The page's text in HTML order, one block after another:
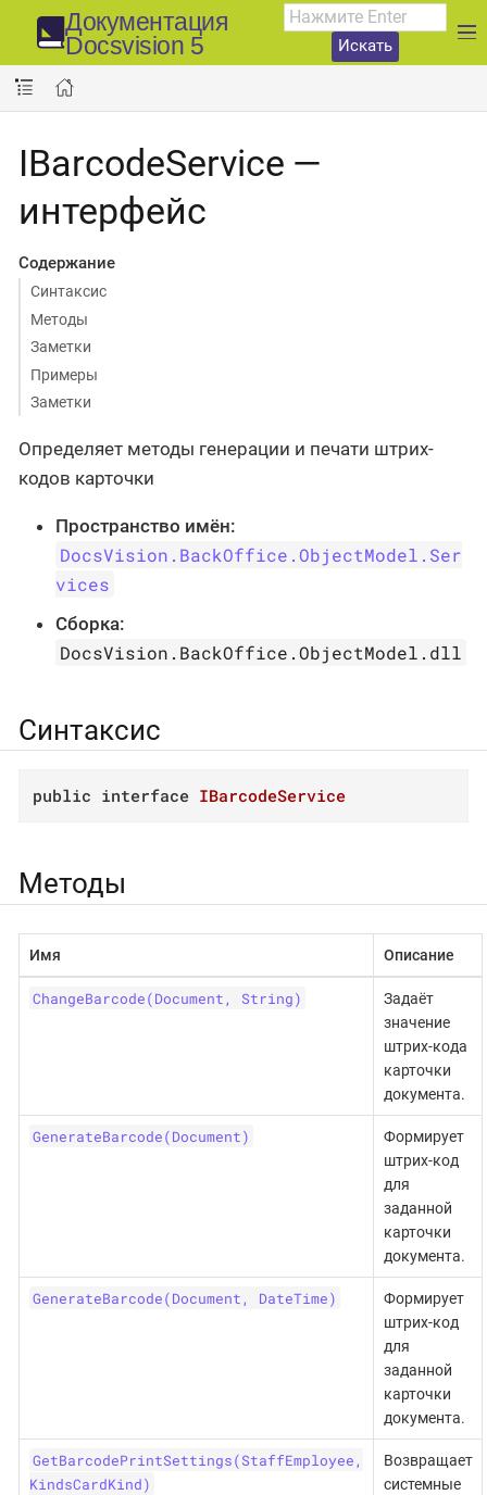
Документация
Docsvision 5
Искать
IBarcodeService —
интерфейс
Содержание
Синтаксис
Методы
Заметки
Примеры
Заметки
Определяет методы генерации и печати штрих-
кодов карточки
Пространство имён:
DocsVision.BackOffice.ObjectModel.Ser
vices
Сборка:
DocsVision.BackOffice.ObjectModel.dll
Синтаксис
public interface IBarcodeService
Методы
Имя Описание
ChangeBarcode(Document, String)
Задаёт
значение
штрих-кода
карточки
документа.
GenerateBarcode(Document)
Формирует
штрих-код
для
заданной
карточки
документа.
GenerateBarcode(Document, DateTime)
Формирует
штрих-код
для
заданной
карточки
документа.
GetBarcodePrintSettings(StaffEmployee,
KindsCardKind)
Возвращает
системные